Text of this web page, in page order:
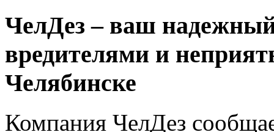
ЧелДез – ваш надежный
вредителями и
Челябинске
Компания ЧелДез